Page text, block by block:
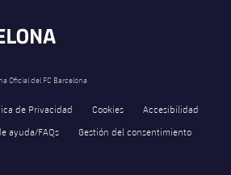
Oficial del FC Barcelona
de Privacidad Cookies
Accesibilidad
ayuda/FAQs
Gestión del consentimiento